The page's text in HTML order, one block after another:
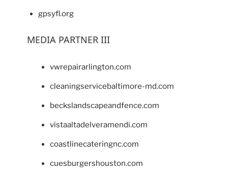
gpsyfl.org
MEDIA PARTNER III
vwrepairarlington.com
cleaningservicebaltimore-md.com
beckslandscapeandfence.com
vistaaltadelveramendi.com
coastlinecateringnc.com
cuesburgershouston.com